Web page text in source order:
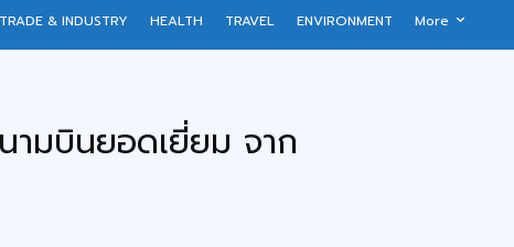
TRADE & INDUSTRY HEALTH TRAVEL ENVIRONMENT More
ามบินยอดเยี่ยม จาก